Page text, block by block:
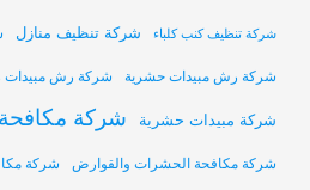
شركة تنظيف كنب كلباء شركة تنظيف منازل
شركة رش مبيدات حشرية شركة رش مبيدات
شركة مبيدات حشرية شركة
شركة مكافحة الحشرات والقوارض شركة